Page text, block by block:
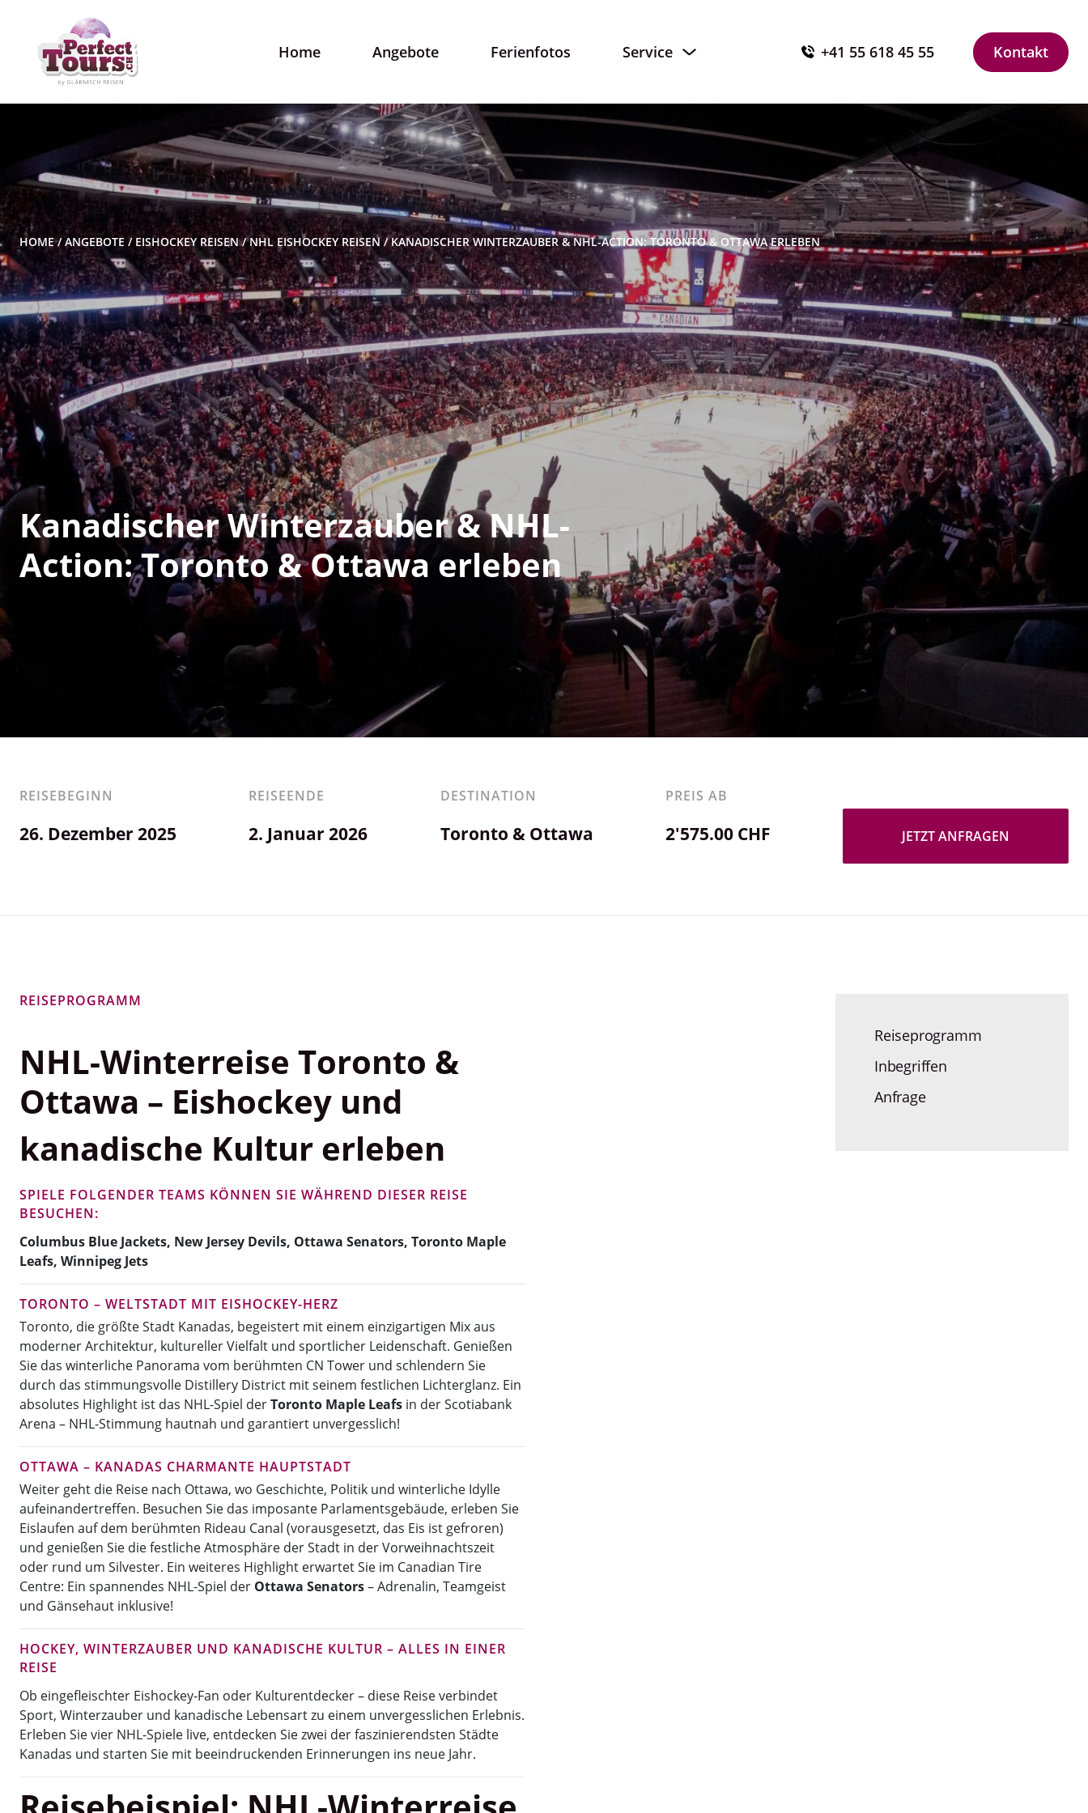
HOME/ANGEBOTE /EISHOCKEY REISEN/NHL EISHOCKEY REISEN/KANADISCHER WINTERZAUBER & NHL-ACTION: TORONTO & OTTAWA ERLEBEN
Kanadischer Winterzauber & NHL-
Action: Toronto & Ottawa erleben
REISEBEGINN
26. Dezember 2025
REISEENDE
2. Januar 2026
DESTINATION
Toronto & Ottawa
PREIS AB
2'575.00 CHF JETZT ANFRAGEN
REISEPROGRAMM
NHL-Winterreise Toronto &
Ottawa – Eishockey und
kanadische Kultur erleben
SPIELE FOLGENDER TEAMS KÖNNEN SIE WÄHREND DIESER REISE
BESUCHEN:
Columbus Blue Jackets, New Jersey Devils, Ottawa Senators, Toronto Maple
Leafs, Winnipeg Jets
TORONTO – WELTSTADT MIT EISHOCKEY-HERZ
Toronto, die größte Stadt Kanadas, begeistert mit einem einzigartigen Mix aus
moderner Architektur, kultureller Vielfalt und sportlicher Leidenschaft. Genießen
Sie das winterliche Panorama vom berühmten CN Tower und schlendern Sie
durch das stimmungsvolle Distillery District mit seinem festlichen Lichterglanz. Ein
absolutes Highlight ist das NHL-Spiel derToronto Maple Leafs in der Scotiabank
Arena – NHL-Stimmung hautnah und garantiert unvergesslich!
OTTAWA – KANADAS CHARMANTE HAUPTSTADT
Weiter geht die Reise nach Ottawa, wo Geschichte, Politik und winterliche Idylle
aufeinandertreffen. Besuchen Sie das imposante Parlamentsgebäude, erleben Sie
Eislaufen auf dem berühmten Rideau Canal (vorausgesetzt, das Eis ist gefroren)
und genießen Sie die festliche Atmosphäre der Stadt in der Vorweihnachtszeit
oder rund um Silvester. Ein weiteres Highlight erwartet Sie im Canadian Tire
Centre: Ein spannendes NHL-Spiel der Ottawa Senators– Adrenalin, Teamgeist
und Gänsehaut inklusive!
HOCKEY, WINTERZAUBER UND KANADISCHE KULTUR – ALLES IN EINER
REISE
Ob eingefleischter Eishockey-Fan oder Kulturentdecker – diese Reise verbindet
Sport, Winterzauber und kanadische Lebensart zu einem unvergesslichen Erlebnis.
Erleben Sie vier NHL-Spiele live, entdecken Sie zwei der faszinierendsten Städte
Kanadas und starten Sie mit beeindruckenden Erinnerungen ins neue Jahr.
Reiseprogramm
Inbegriffen
Anfrage
Home Angebote Ferienfotos Service +41 55 618 45 55 Kontakt